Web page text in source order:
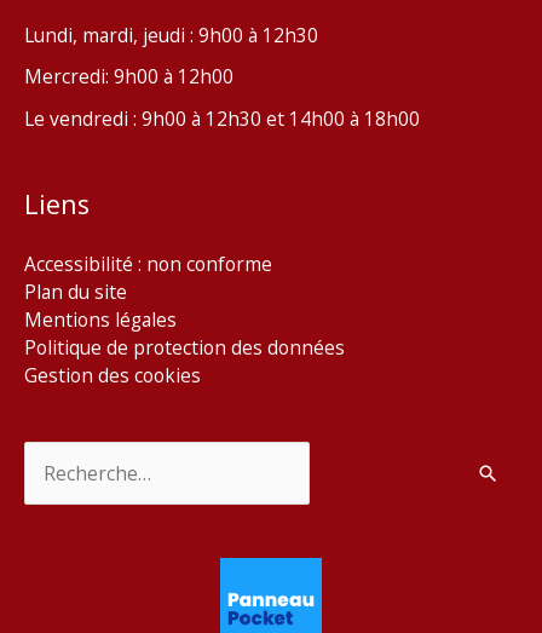
Lundi, mardi, jeudi : 9h00 à 12h30
Mercredi: 9h00 à 12h00
Le vendredi : 9h00 à 12h30 et 14h00 à 18h00
Liens
Accessibilité : non conforme
Plan du site
Mentions légales
Politique de protection des données
Gestion des cookies